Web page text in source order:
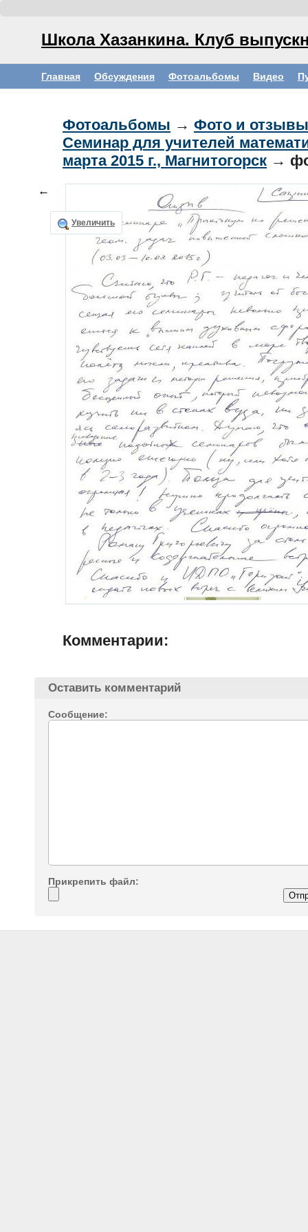
Школа Хазанкина. Клуб
Главная Обсуждения Фотоальбомы Видео
Фотоальбомы → Фото и отзывы
Семинар для учителей
марта 2015 г., Магнитогорск →
←
Увеличить
Комментарии:
Оставить комментарий
Сообщение:
Прикрепить файл: